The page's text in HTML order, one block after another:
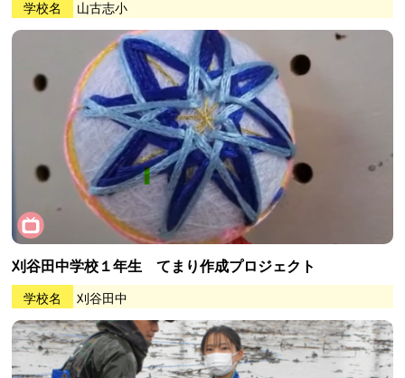
学校名 山古志小
刈谷田中学校１年生 てまり作成プロジェクト
学校名 刈谷田中